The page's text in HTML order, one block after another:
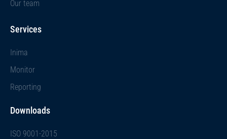
Our team
Services
Inima
Monitor
Reporting
Downloads
ISO 9001-2015